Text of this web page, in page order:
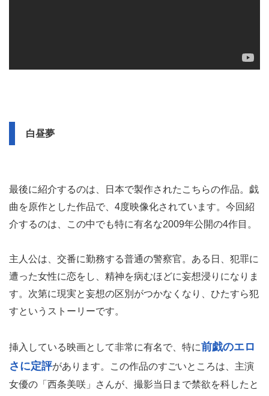
白昼夢
最後に紹介するのは、日本で製作されたこちらの作品。戯
曲を原作とした作品で、4度映像化されています。今回紹
介するのは、この中でも特に有名な2009年公開の4作目。
主人公は、交番に勤務する普通の警察官。ある日、犯罪に
遭った女性に恋をし、精神を病むほどに妄想浸りになりま
す。次第に現実と妄想の区別がつかなくなり、ひたすら犯
すというストーリーです。
挿入している映画として非常に有名で、特に前戯のエロ
さに定評があります。この作品のすごいところは、主演
女優の「西条美咲」さんが、撮影当日まで禁欲を科したと